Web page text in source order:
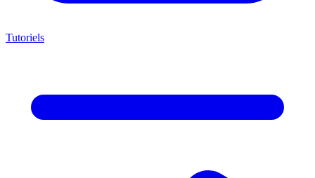
Tutoriels